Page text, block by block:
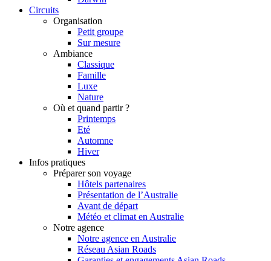
Circuits
Organisation
Petit groupe
Sur mesure
Ambiance
Classique
Famille
Luxe
Nature
Où et quand partir ?
Printemps
Eté
Automne
Hiver
Infos pratiques
Préparer son voyage
Hôtels partenaires
Présentation de l’Australie
Avant de départ
Météo et climat en Australie
Notre agence
Notre agence en Australie
Réseau Asian Roads